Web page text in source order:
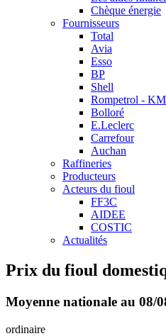
Chèque énergie
Fournisseurs
Total
Avia
Esso
BP
Shell
Rompetrol -
Bolloré
E.Leclerc
Carrefour
Auchan
Raffineries
Producteurs
Acteurs du fioul
FF3C
AIDEE
COSTIC
Actualités
Prix du fioul
Moyenne nationale au 08/
ordinaire